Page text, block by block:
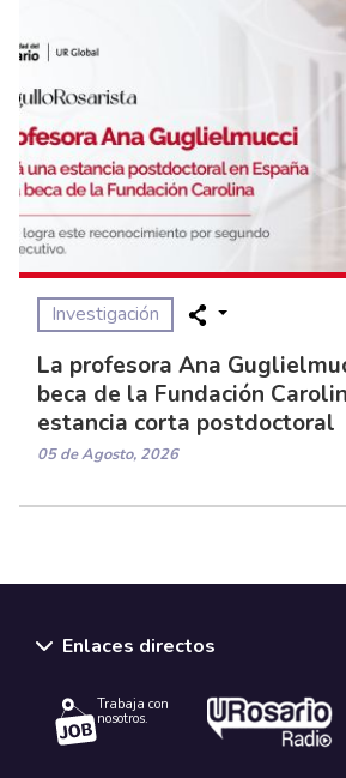
Investigación
La profesora Ana
beca de la Fundación
estancia corta postdoctoral
05 de Agosto, 2026
Enlaces directos
Trabaja con
nosotros.